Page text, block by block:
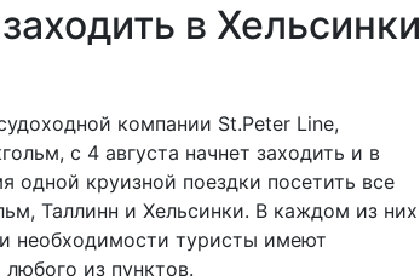
в Хельсинки
компании St.Peter Line,
с 4 августа начнет заходить и в
одной круизной поездки посетить все
Таллинн и Хельсинки. В каждом из них
необходимости туристы имеют
из пунктов.